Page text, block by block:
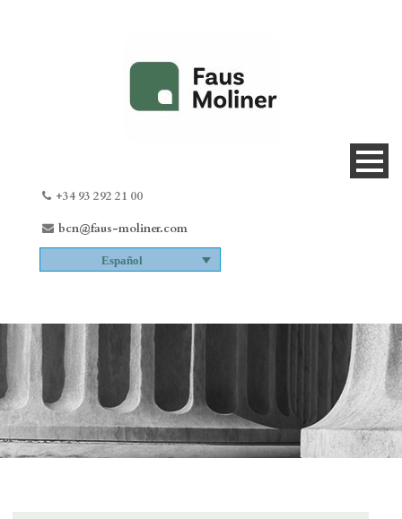
+34 93 292 21 00
bcn@faus-moliner.com
Español